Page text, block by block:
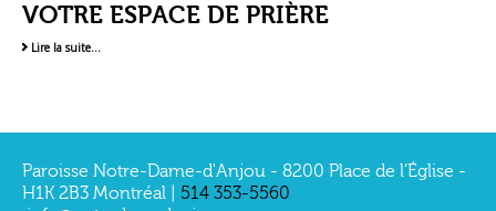
VOTRE ESPACE DE PRIÈRE
Lire la suite…
Paroisse Notre-Dame-d'Anjou - 8200 Place de l’Église -
H1K 2B3 Montréal | 514 353-5560